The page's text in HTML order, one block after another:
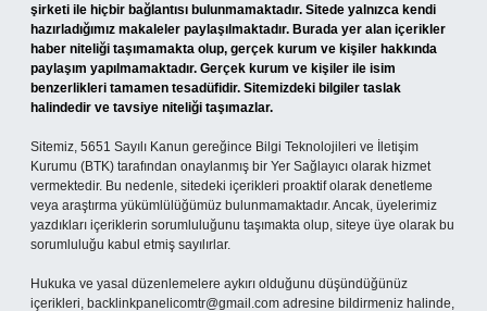
şirketi ile hiçbir bağlantısı bulunmamaktadır. Sitede yalnızca kendi
hazırladığımız makaleler paylaşılmaktadır. Burada yer alan içerikler
haber niteliği taşımamakta olup, gerçek kurum ve kişiler hakkında
paylaşım yapılmamaktadır. Gerçek kurum ve kişiler ile isim
benzerlikleri tamamen tesadüfidir. Sitemizdeki bilgiler taslak
halindedir ve tavsiye niteliği taşımazlar.
Sitemiz, 5651 Sayılı Kanun gereğince Bilgi Teknolojileri ve İletişim
Kurumu (BTK) tarafından onaylanmış bir Yer Sağlayıcı olarak hizmet
vermektedir. Bu nedenle, sitedeki içerikleri proaktif olarak denetleme
veya araştırma yükümlülüğümüz bulunmamaktadır. Ancak, üyelerimiz
yazdıkları içeriklerin sorumluluğunu taşımakta olup, siteye üye olarak bu
sorumluluğu kabul etmiş sayılırlar.
Hukuka ve yasal düzenlemelere aykırı olduğunu düşündüğünüz
içerikleri, backlinkpanelicomtr@gmail.com adresine bildirmeniz halinde,